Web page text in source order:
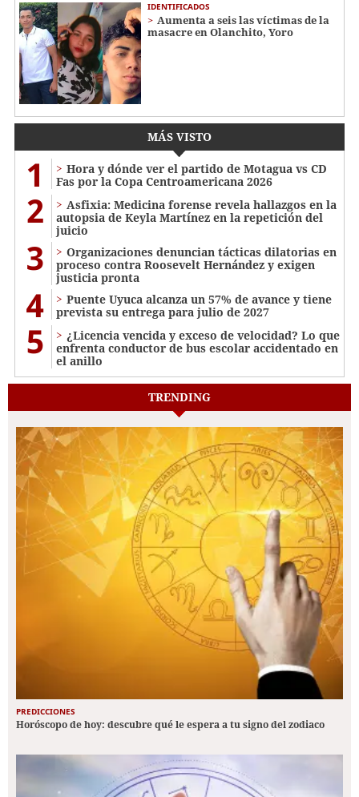
IDENTIFICADOS
Aumenta a seis las víctimas de la
masacre en Olanchito, Yoro
MÁS VISTO
1
Hora y dónde ver el partido de Motagua vs CD
Fas por la Copa Centroamericana 2026
2
Asfixia: Medicina forense revela hallazgos en la
autopsia de Keyla Martínez en la repetición del
juicio
3
Organizaciones denuncian tácticas dilatorias en
proceso contra Roosevelt Hernández y exigen
justicia pronta
4
Puente Uyuca alcanza un 57% de avance y tiene
prevista su entrega para julio de 2027
5
¿Licencia vencida y exceso de velocidad? Lo que
enfrenta conductor de bus escolar accidentado en
el anillo
TRENDING
PREDICCIONES
Horóscopo de hoy: descubre qué le espera a tu signo del zodiaco